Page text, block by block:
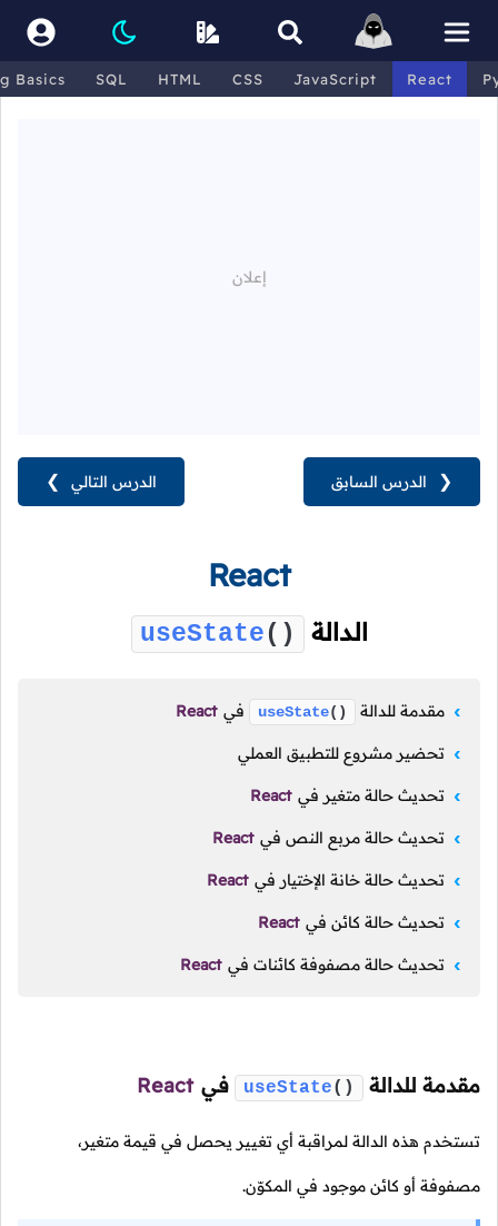
Basics SQL HTML CSS JavaScript React
الدرس التالي ❯ ❮ الدرس السابق
React
الدالة useState()
مقدمة للدالة useState() في React
تحضير مشروع للتطبيق العملي
تحديث حالة متغير في React
تحديث حالة مربع النص في React
تحديث حالة خانة الإختيار في React
تحديث حالة كائن في React
تحديث حالة مصفوفة كائنات في React
مقدمة للدالة useState() في React
تستخدم هذه الدالة لمراقبة أي تغيير يحصل في قيمة متغير،
مصفوفة أو كائن موجود في المكوّن.